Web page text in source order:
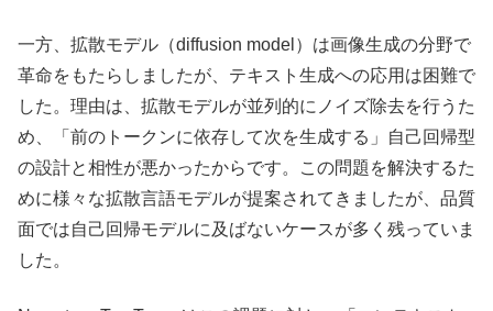
一方、拡散モデル（diffusion model）は画像生成の分野で
革命をもたらしましたが、テキスト生成への応用は困難で
した。理由は、拡散モデルが並列的にノイズ除去を行うた
め、「前のトークンに依存して次を生成する」自己回帰型
の設計と相性が悪かったからです。この問題を解決するた
めに様々な拡散言語モデルが提案されてきましたが、品質
面では自己回帰モデルに及ばないケースが多く残っていま
した。